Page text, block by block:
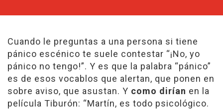
Cuando le preguntas a una persona si tiene
pánico escénico te suele contestar “¡No, yo
pánico no tengo!”. Y es que la palabra “pánico”
es de esos vocablos que alertan, que ponen en
sobre aviso, que asustan. Y como dirían en la
película Tiburón: “Martín, es todo psicológico.